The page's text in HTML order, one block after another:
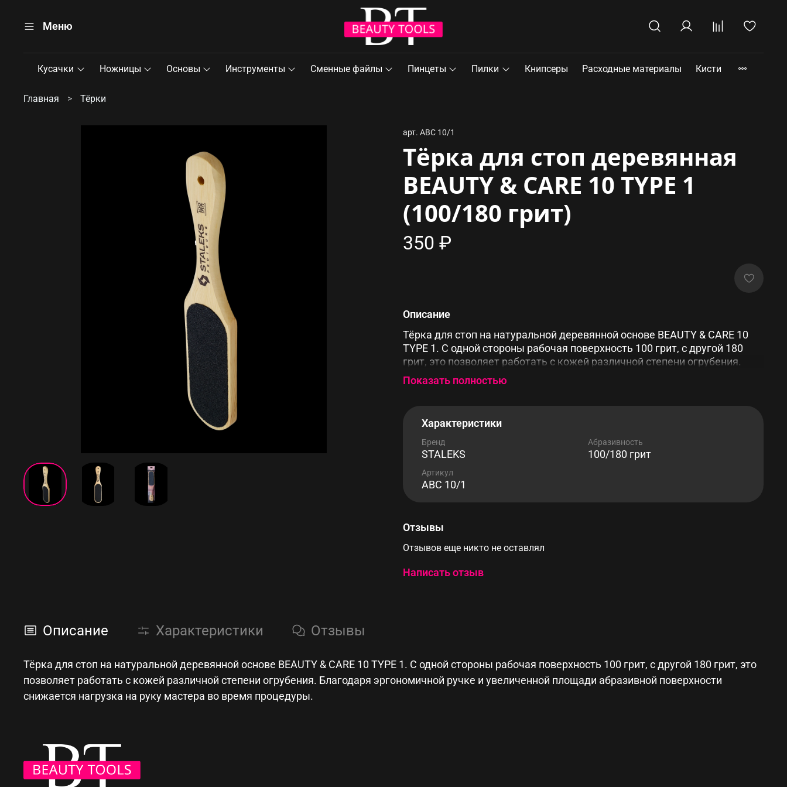
Меню
Кусачки Ножницы Основы Инструменты Сменные файлы Пинцеты Пилки Книпсеры Расходные материалы Кисти
Главная Тёрки
арт. ABC 10/1
Тёрка для стоп деревянная
BEAUTY & CARE 10 TYPE 1
(100/180 грит)
350 ₽
Описание
Тёрка для стоп на натуральной деревянной основе BEAUTY & CARE 10
TYPE 1. С одной стороны рабочая поверхность 100 грит, с другой 180
грит, это позволяет работать с кожей различной степени огрубения.
Благодаря эргономичной ручке и увеличенной площади абразивной
поверхности снижается нагрузка на руку мастера во время процедуры.
Показать полностью
Характеристики
Бренд
STALEKS
Абразивность
100/180 грит
Артикул
ABC 10/1
Отзывы
Отзывов еще никто не оставлял
Написать отзыв
Описание Характеристики Отзывы
Тёрка для стоп на натуральной деревянной основе BEAUTY & CARE 10 TYPE 1. С одной стороны рабочая поверхность 100 грит, с другой 180 грит, это
позволяет работать с кожей различной степени огрубения. Благодаря эргономичной ручке и увеличенной площади абразивной поверхности
снижается нагрузка на руку мастера во время процедуры.